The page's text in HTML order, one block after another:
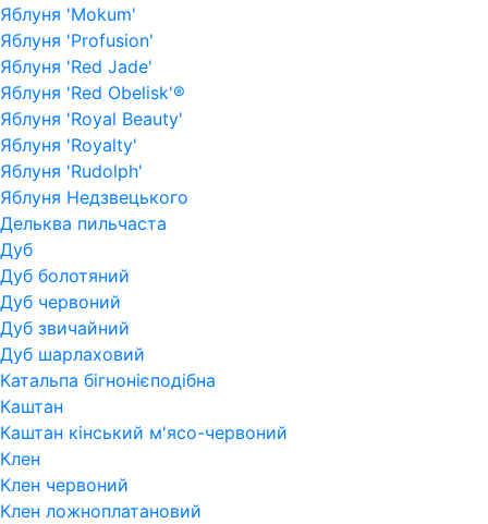
Яблуня 'Mokum'
Яблуня 'Profusion'
Яблуня 'Red Jade'
Яблуня 'Red Obelisk'®
Яблуня 'Royal Beauty'
Яблуня 'Royalty'
Яблуня 'Rudolph'
Яблуня Недзвецького
Дельква пильчаста
Дуб
Дуб болотяний
Дуб червоний
Дуб звичайний
Дуб шарлаховий
Катальпа бігнонієподібна
Каштан
Каштан кінський м'ясо-червоний
Клен
Клен червоний
Клен ложноплатановий